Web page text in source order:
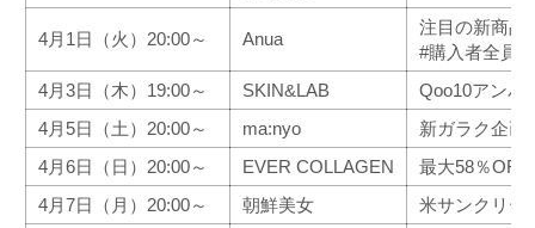
4月1日（火）20:00～ Anua
注目の新商品
#購入者全員
4月3日（木）19:00～
SKIN&LAB
Qoo10アンバ
4月5日（土）20:00～
ma:nyo
新ガラク企画
4月6日（日）20:00～
EVER COLLAGEN
最大58％OFF
4月7日（月）20:00～
朝鮮美女 米サンクリー